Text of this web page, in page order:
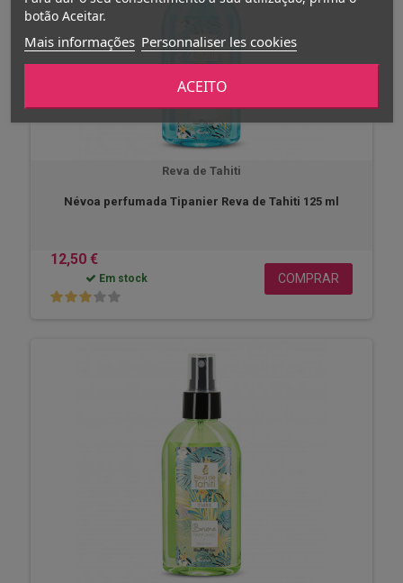
botão Aceitar.
Mais informações Personnaliser les cookies
ACEITO
Reva de Tahiti
Névoa perfumada Tipanier Reva de Tahiti 125 ml
12,50 €
Em stock COMPRAR